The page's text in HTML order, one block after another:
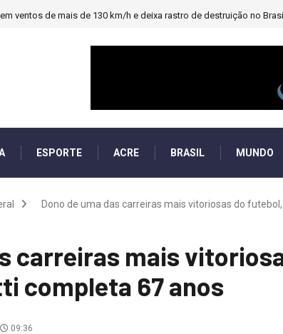
ventos de mais de 130 km/h e deixa rastro de destruição no Brasil
ESPORTE ACRE BRASIL MUNDO
Dono de uma das carreiras mais vitoriosas do
carreiras mais
completa 67 anos
09:36